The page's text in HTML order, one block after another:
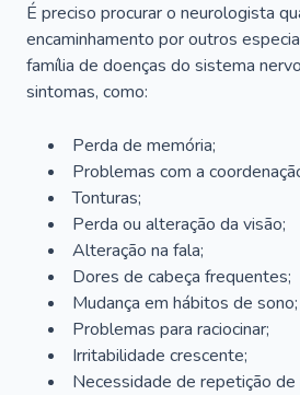
É preciso procurar o neurologista
encaminhamento por outros
família de doenças do sistema
sintomas, como:
Perda de memória;
Problemas com a
Tonturas;
Perda ou alteração da visão;
Alteração na fala;
Dores de cabeça frequentes;
Mudança em hábitos de sono;
Problemas para raciocinar;
Irritabilidade crescente;
Necessidade de repetição de